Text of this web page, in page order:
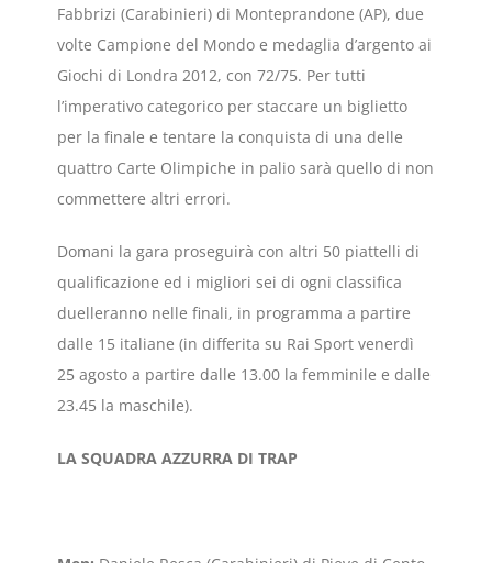
Fabbrizi (Carabinieri) di Monteprandone (AP), due
volte Campione del Mondo e medaglia d’argento ai
Giochi di Londra 2012, con 72/75. Per tutti
l’imperativo categorico per staccare un biglietto
per la finale e tentare la conquista di una delle
quattro Carte Olimpiche in palio sarà quello di non
commettere altri errori.
Domani la gara proseguirà con altri 50 piattelli di
qualificazione ed i migliori sei di ogni classifica
duelleranno nelle finali, in programma a partire
dalle 15 italiane (in differita su Rai Sport venerdì
25 agosto a partire dalle 13.00 la femminile e dalle
23.45 la maschile).
LA SQUADRA AZZURRA DI TRAP